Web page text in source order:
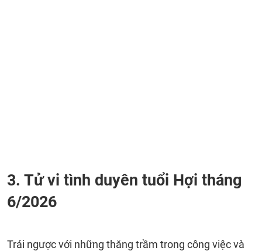
3. Tử vi tình duyên tuổi Hợi tháng
6/2026
Trái ngược với những thăng trầm trong công việc và